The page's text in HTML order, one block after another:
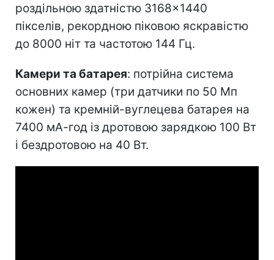
роздільною здатністю 3168×1440
пікселів, рекордною піковою яскравістю
до 8000 ніт та частотою 144 Гц.
Камери та батарея: потрійна система
основних камер (три датчики по 50 Мп
кожен) та кремній-вуглецева батарея на
7400 мА-год із дротовою зарядкою 100 Вт
і бездротовою на 40 Вт.